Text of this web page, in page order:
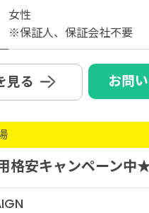
女性
※保証人、保証会社不要
見る お問
格安キャンペーン中